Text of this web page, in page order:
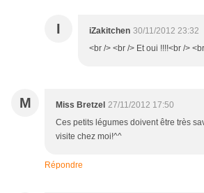
I iZakitchen 30/11/2012 23:32
<br /> <br /> Et oui !!!!<br />
M Miss Bretzel 27/11/2012 17:50
Ces petits légumes doivent être très
visite chez moi!^^
Répondre